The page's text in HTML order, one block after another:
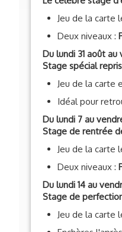
Jeu de la carte
Deux niveaux :
Du lundi 31 août
Stage spécial
Jeu de la carte
Idéal pour
Du lundi 7 au
Stage de rentrée
Jeu de la carte
Deux niveaux :
Du lundi 14 au
Stage de
Jeu de la carte
Enchères